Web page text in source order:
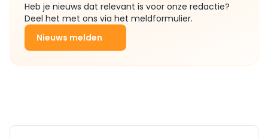
Heb je nieuws dat relevant is voor onze redactie?
Deel het met ons via het meldformulier.
Nieuws melden